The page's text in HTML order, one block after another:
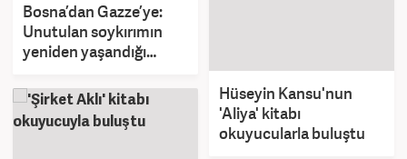
Bosna’dan Gazze’ye:
Unutulan soykırımın
yeniden yaşandığı
Hüseyin Kansu'nun
'Aliya' kitabı
okuyucularla buluştu